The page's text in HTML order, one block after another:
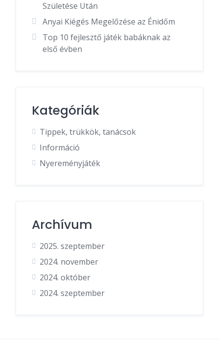
Születése Után
Anyai Kiégés Megelőzése az Énidőm
Top 10 fejlesztő játék babáknak az
első évben
Kategóriák
Tippek, trükkök, tanácsok
Információ
Nyereményjáték
Archívum
2025. szeptember
2024. november
2024. október
2024. szeptember